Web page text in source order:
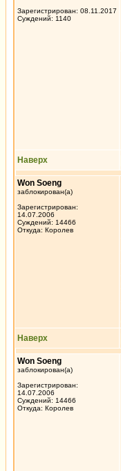
Зарегистрирован: 08.11.2017
Суждений: 1140
Наверх
Won Soeng
заблокирован(а)
Зарегистрирован:
14.07.2006
Суждений: 14466
Откуда: Королев
Наверх
Won Soeng
заблокирован(а)
Зарегистрирован:
14.07.2006
Суждений: 14466
Откуда: Королев